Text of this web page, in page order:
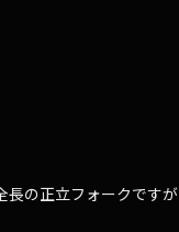
長の正立フォークですが